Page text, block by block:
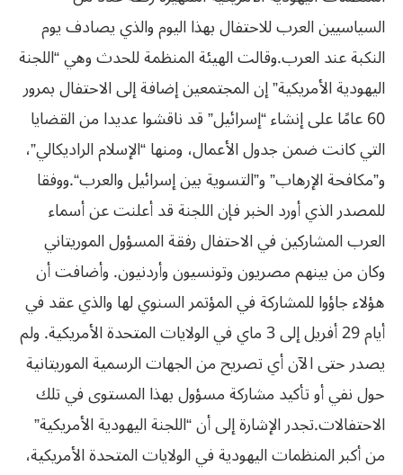
السياسيينالعربللاحتفالبهذااليوموالذييصادفيوم
النكبةعندالعرب.وقالت الهيئةالمنظمة للحدث وهي “اللجنة
اليهودية الأمريكية” إن المجتمعين إضافة إلى الاحتفالبمرور
60 عامًا على إنشاء “إسرائيل” قد ناقشوا عديدا من القضايا
التي كانت ضمن جدولالأعمال، ومنها “الإسلام الراديكالي”،
و”مكافحة الإرهاب” و”التسوية بين إسرائيلوالعرب“
.ووفقا
للمصدرالذي أورد الخبر فإن اللجنة قد أعلنت عن أسماء
العرب المشاركين في الاحتفال رفقةالمسؤول الموريتاني
وكان من بينهم مصريون وتونسيون وأردنيون. وأضافت أن
هؤلاء جاؤواللمشاركة في المؤتمر السنوي لها والذي عقد في
أيام 29 أفريل إلى 3 ماي في الولايات
المتحدةالأمريكية.ولم
يصدرحتىالآنأيتصريحمنالجهاتالرسميةالموريتانية
حولنفيأوتأكيدمشاركةمسؤولبهذاالمستوىفيتلك
الاحتفالات.تجدر الإشارة إلىأن “اللجنة اليهودية الأمريكية”
من أكبر المنظمات اليهودية في الولايات المتحدةالأمريكية،